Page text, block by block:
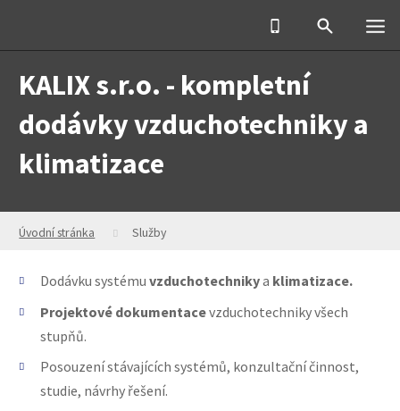
KALIX s.r.o. - kompletní
dodávky vzduchotechniky a
klimatizace
Úvodní stránka Služby
Dodávku systémuvzduchotechnikya klimatizace.
Projektové dokumentacevzduchotechniky všech
stupňů.
Posouzení stávajících systémů, konzultační činnost,
studie, návrhy řešení.